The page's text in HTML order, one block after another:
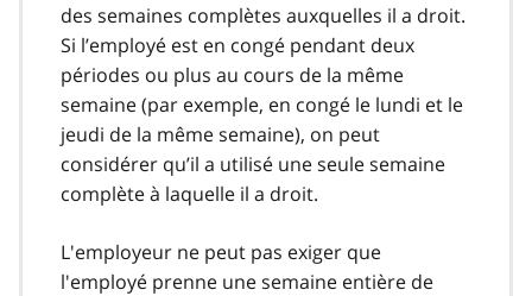
des semaines complètes auxquelles il a droit.
Si l’employé est en congé pendant deux
périodes ou plus au cours de la même
semaine (par exemple, en congé le lundi et le
jeudi de la même semaine), on peut
considérer qu’il a utilisé une seule semaine
complète à laquelle il a droit.
L'employeur ne peut pas exiger que
l'employé prenne une semaine entière de